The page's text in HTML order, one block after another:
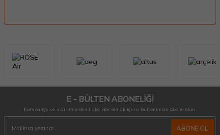
E - BÜLTEN ABONELİĞİ
Kampanya ve indirimlerden haberdar olmak için e-bültenimize abone olun.
ABONE OL